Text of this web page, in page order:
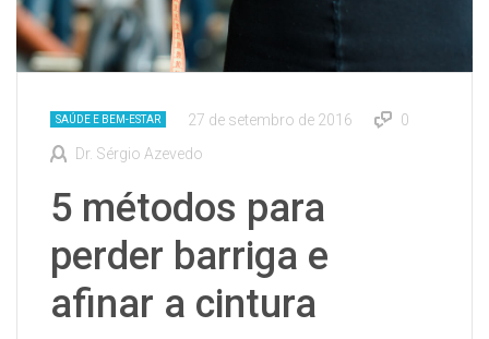
SAÚDE E BEM-ESTAR 27 de setembro de 2016
0
Dr. Sérgio Azevedo
5 métodos para
perder barriga e
afinar a cintura